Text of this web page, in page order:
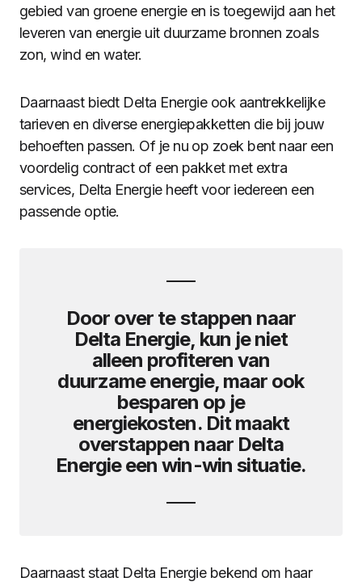
gebied van groene energie en is toegewijd aan het
leveren van energie uit duurzame bronnen zoals
zon, wind en water.
Daarnaast biedt Delta Energie ook aantrekkelijke
tarieven en diverse energiepakketten die bij jouw
behoeften passen. Of je nu op zoek bent naar een
voordelig contract of een pakket met extra
services, Delta Energie heeft voor iedereen een
passende optie.
Door over te stappen naar
Delta Energie, kun je niet
alleen profiteren van
duurzame energie, maar ook
besparen op je
energiekosten. Dit maakt
overstappen naar Delta
Energie een win-win situatie.
Daarnaast staat Delta Energie bekend om haar